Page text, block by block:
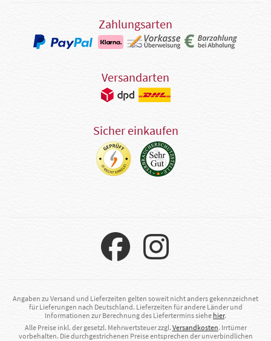
Zahlungsarten
Versandarten
Sicher einkaufen
Angaben zu Versand und Lieferzeiten gelten soweit nicht anders gekennzeichnet
für Lieferungen nach Deutschland. Lieferzeiten für andere Länder und
Informationen zur Berechnung des Liefertermins siehe hier.
Alle Preise inkl. der gesetzl. Mehrwertsteuer zzgl. Versandkosten. Irrtümer
vorbehalten. Die durchgestrichenen Preise entsprechen der unverbindlichen